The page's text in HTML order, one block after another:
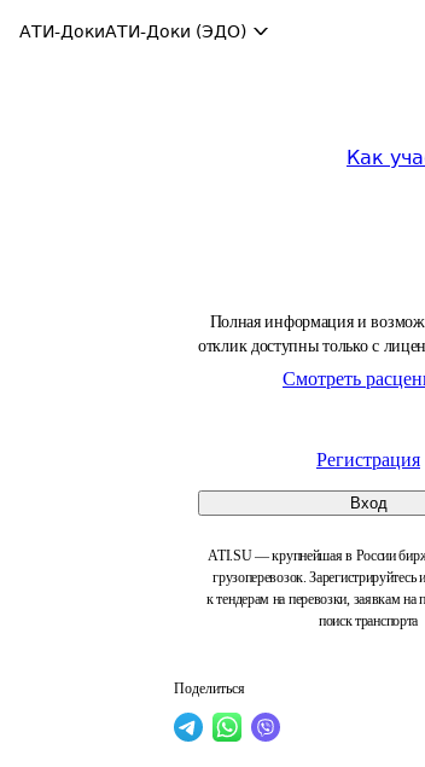
АТИ-ДокиАТИ-Доки (ЭДО)
Как
Полная информация и
отклик доступны только с
Смотреть
Регистрация
Вход
ATI.SU — крупнейшая в России
грузоперевозок. Зарегистрируйтесь
к тендерам на перевозки, заявкам на
поиск транспорта
Поделиться